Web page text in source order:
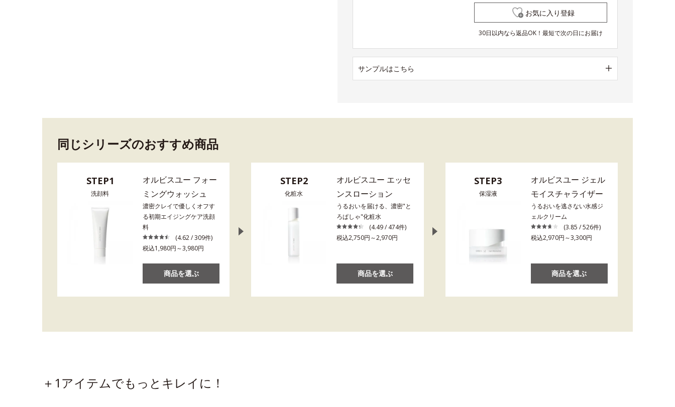
お気に入り登録
30日以内なら返品OK！最短で次の日にお届け
サンプルはこちら
同じシリーズのおすすめ商品
STEP1
洗顔料
オルビスユー フォー
ミングウォッシュ
濃密クレイで優しくオフす
る初期エイジングケア洗顔
料
(4.62 / 309件)
税込1,980円～3,980円
商品を選ぶ
STEP2
化粧水
オルビスユー エッセ
ンスローション
うるおいを届ける、濃密"と
ろぱしゃ"化粧水
(4.49 / 474件)
税込2,750円～2,970円
商品を選ぶ
STEP3
保湿液
オルビスユー ジェル
モイスチャライザー
うるおいを逃さない水感ジ
ェルクリーム
(3.85 / 526件)
税込2,970円～3,300円
商品を選ぶ
＋1アイテムでもっとキレイに！